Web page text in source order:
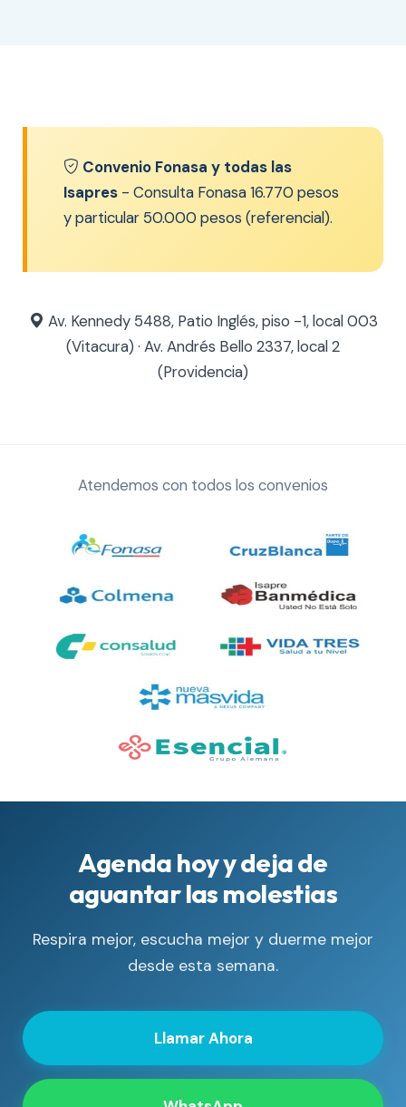
Convenio Fonasa y todas las
Isapres - Consulta Fonasa 16.770 pesos
y particular 50.000 pesos (referencial).
Av. Kennedy 5488, Patio Inglés, piso -1, local 003
(Vitacura) · Av. Andrés Bello 2337, local 2
(Providencia)
Atendemos con todos los convenios
Agenda hoy y deja de
aguantar las molestias
Respira mejor, escucha mejor y duerme mejor
desde esta semana.
Llamar Ahora